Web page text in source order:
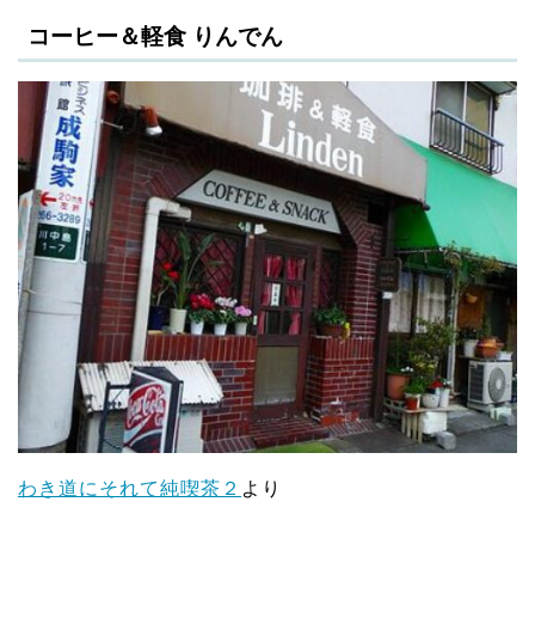
コーヒー＆軽食 りんでん
わき道にそれて純喫茶２ より